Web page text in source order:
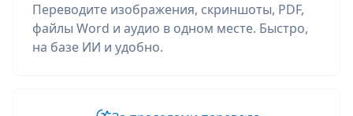
Переводите изображения, скриншоты, PDF,
файлы Word и аудио в одном месте. Быстро,
на базе ИИ и удобно.